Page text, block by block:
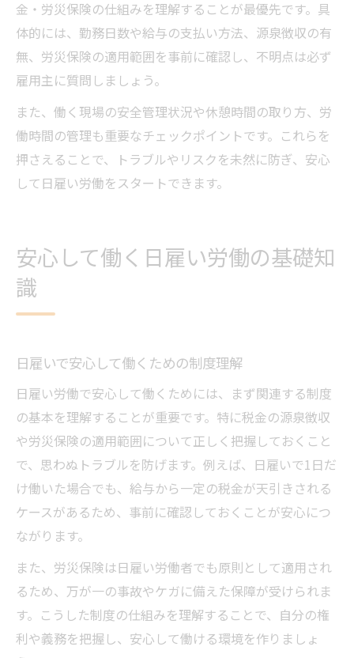
金・労災保険の仕組みを理解することが最優先です。具
体的には、勤務日数や給与の支払い方法、源泉徴収の有
無、労災保険の適用範囲を事前に確認し、不明点は必ず
雇用主に質問しましょう。
また、働く現場の安全管理状況や休憩時間の取り方、労
働時間の管理も重要なチェックポイントです。これらを
押さえることで、トラブルやリスクを未然に防ぎ、安心
して日雇い労働をスタートできます。
安心して働く日雇い労働の基礎知
識
日雇いで安心して働くための制度理解
日雇い労働で安心して働くためには、まず関連する制度
の基本を理解することが重要です。特に税金の源泉徴収
や労災保険の適用範囲について正しく把握しておくこと
で、思わぬトラブルを防げます。例えば、日雇いで1日だ
け働いた場合でも、給与から一定の税金が天引きされる
ケースがあるため、事前に確認しておくことが安心につ
ながります。
また、労災保険は日雇い労働者でも原則として適用され
るため、万が一の事故やケガに備えた保障が受けられま
す。こうした制度の仕組みを理解することで、自分の権
利や義務を把握し、安心して働ける環境を作りましょ